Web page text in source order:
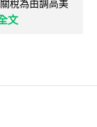
稅為由調高美
文